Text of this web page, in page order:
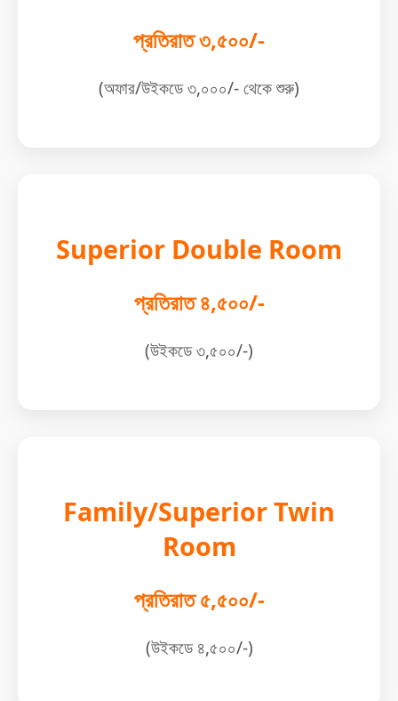
প্রতিরাত ৩,৫০০/-
(অফার/উইকডে ৩,০০০/- থেকে শুরু)
Superior Double Room
প্রতিরাত ৪,৫০০/-
(উইকডে ৩,৫০০/-)
Family/Superior Twin
Room
প্রতিরাত ৫,৫০০/-
(উইকডে ৪,৫০০/-)